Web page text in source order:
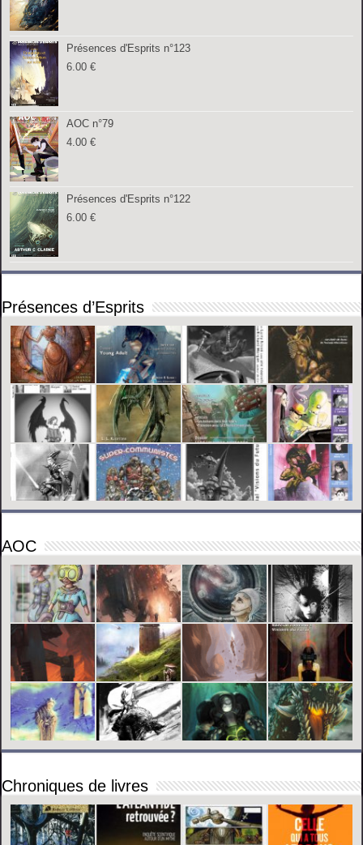
Présences d'Esprits n°123
6.00€
AOC n°79
4.00€
Présences d'Esprits n°122
6.00€
Présences d’Esprits
AOC
Chroniques de livres